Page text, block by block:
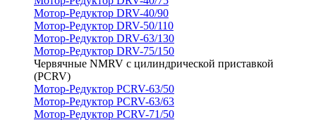
Мотор-Редуктор DRV-40/90
Мотор-Редуктор DRV-50/110
Мотор-Редуктор DRV-63/130
Мотор-Редуктор DRV-75/150
Червячные NMRV с цилиндрической приставкой
(PCRV)
Мотор-Редуктор PCRV-63/50
Мотор-Редуктор PCRV-63/63
Мотор-Редуктор PCRV-71/50